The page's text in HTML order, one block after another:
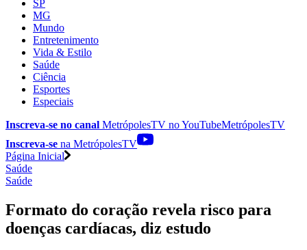
SP
MG
Mundo
Entretenimento
Vida & Estilo
Saúde
Ciência
Esportes
Especiais
Inscreva-se no canal MetrópolesTV noYouTubeMetrópolesTV
Inscreva-se na MetrópolesTV
Página Inicial
Saúde
Saúde
Formato do coração revela risco para
doenças cardíacas, diz estudo